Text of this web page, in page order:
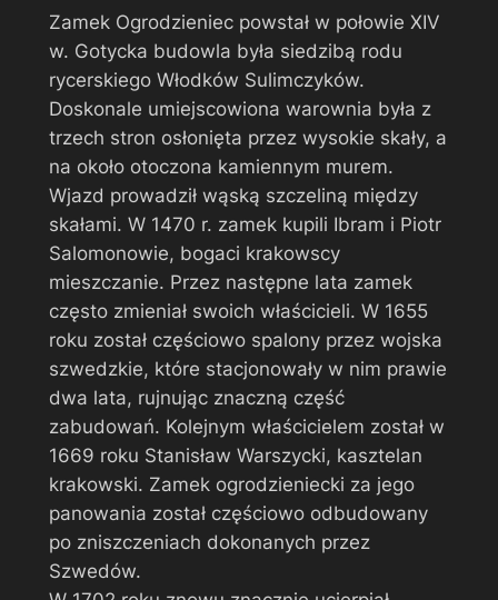
Zamek Ogrodzieniec powstał w połowie XIV
w. Gotycka budowla była siedzibą rodu
rycerskiego Włodków Sulimczyków.
Doskonale umiejscowiona warownia była z
trzech stron osłonięta przez wysokie skały, a
na około otoczona kamiennym murem.
Wjazd prowadził wąską szczeliną między
skałami. W 1470 r. zamek kupili Ibram i Piotr
Salomonowie, bogaci krakowscy
mieszczanie. Przez następne lata zamek
często zmieniał swoich właścicieli. W 1655
roku został częściowo spalony przez wojska
szwedzkie, które stacjonowały w nim prawie
dwa lata, rujnując znaczną część
zabudowań. Kolejnym właścicielem został w
1669 roku Stanisław Warszycki, kasztelan
krakowski. Zamek ogrodzieniecki za jego
panowania został częściowo odbudowany
po zniszczeniach dokonanych przez
Szwedów.